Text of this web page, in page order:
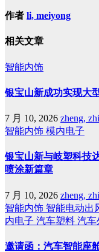
作者 li, meiyong
相关文章
智能内饰
银宝山新成功实现大
7 月 10, 2026 zheng,
智能内饰 模内电子
银宝山新与岐塑科技
喷涂新篇章
7 月 10, 2026 zheng,
智能内饰 智能电动出
内电子 汽车塑料 汽车
邀请函：汽车智能座